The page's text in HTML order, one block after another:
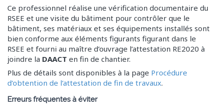
Ce professionnel réalise une vérification documentaire du
RSEE et une visite du bâtiment pour contrôler que le
bâtiment, ses matériaux et ses équipements installés sont
bien conforme aux éléments figurants figurant dans le
RSEE et fourni au maître d’ouvrage l’attestation RE2020 à
joindre la DAACT en fin de chantier.
Plus de détails sont disponibles à la page Procédure
d’obtention de l’attestation de fin de travaux.
Erreurs fréquentes à éviter